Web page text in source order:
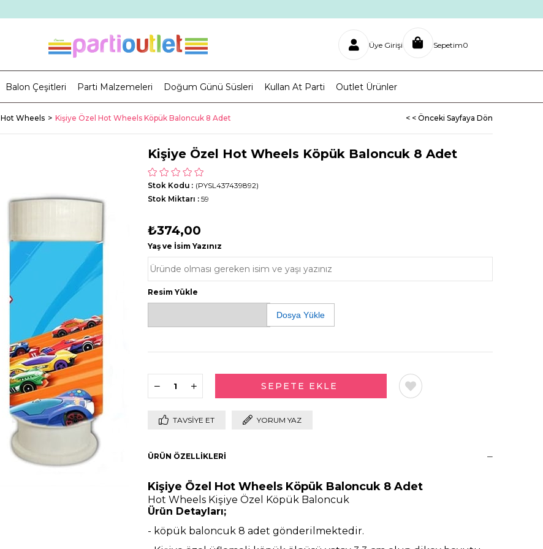
Üye Girişi Sepetim0
Balon Çeşitleri Parti Malzemeleri Doğum Günü Süsleri Kullan At Parti Outlet Ürünler
Hot Wheels Kişiye Özel Hot Wheels Köpük Baloncuk 8 Adet < < Önceki Sayfaya Dön
Kişiye Özel Hot Wheels Köpük Baloncuk 8 Adet
(PYSL437439892)
Stok Kodu
Stok Miktarı : 59
₺374,00
Yaş ve İsim Yazınız
Resim Yükle
Dosya Yükle
TAVSIYE ET YORUM YAZ
ÜRÜN ÖZELLIKLERI
Kişiye Özel Hot Wheels Köpük Baloncuk 8 Adet
Hot Wheels Kişiye Özel Köpük Baloncuk
Ürün Detayları;
- köpük baloncuk 8 adet gönderilmektedir.